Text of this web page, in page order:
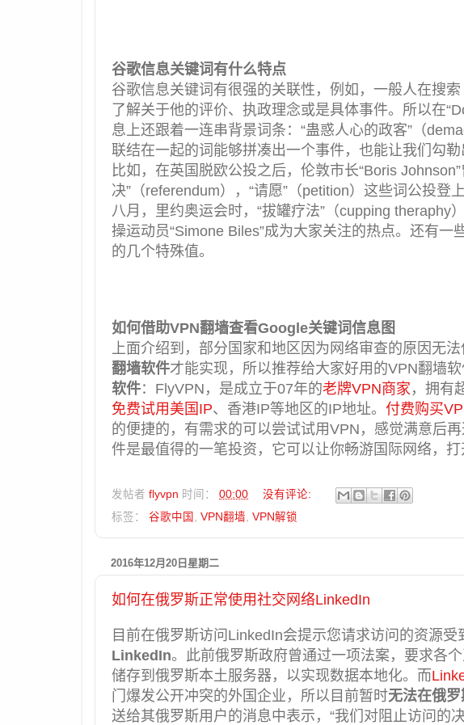
谷歌信息关键词有什么特点
谷歌信息关键词有很强的关联性，例如，一般人在搜
了解关于他的评价、执政理念或是具体事件。所以在
息上还跟着一连串背景词条：“蛊惑人心的政客”（
联结在一起的词能够拼凑出一个事件，也能让我们勾勒
比如，在英国脱欧公投之后，伦敦市长“Boris
决”（referendum），“请愿”（petition）这些词公投登上
八月，里约奥运会时，“拔罐疗法”（cupping theraphy
操运动员“Simone Biles”成为大家关注的热点。还有
的几个特殊值。
如何借助VPN翻墙查看Google关键词信息图
上面介绍到，部分国家和地区因为网络审查的原因无
翻墙软件才能实现，所以推荐给大家好用的VPN翻墙
软件：FlyVPN，是成立于07年的老牌VPN商家 ，拥有
免费试用美国IP、香港IP等地区的IP地址。 付费购买
的便捷的，有需求的可以尝试试用VPN，感觉满意后
件是最值得的一笔投资，它可以让你畅游国际网络，打
发帖者 flyvpn 时间： 00:00
没有评论:
标签： 谷歌中国 VPN翻墙 VPN解锁
2016年12月20日星期二
如何在俄罗斯正常使用社交网络LinkedIn
目前在俄罗斯访问LinkedIn会提示您请求访问的资源受
LinkedIn。此前俄罗斯政府曾通过一项法案，要求各
储存到俄罗斯本土服务器，以实现数据本地化。而
门爆发公开冲突的外国企业，所以目前暂时无法在俄
送给其俄罗斯用户的消息中表示，“我们对阻止访问的